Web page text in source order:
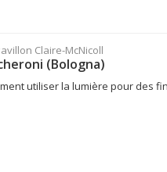
Claire-McNicoll
(Bologna)
utiliser la lumière pour des